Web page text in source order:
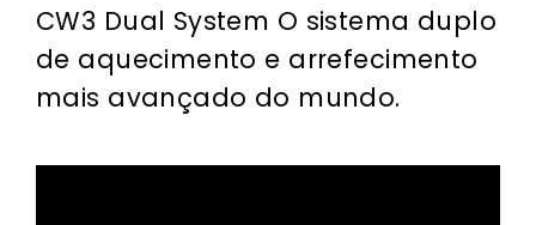
CW3 Dual System O sistema duplo
de aquecimento e arrefecimento
mais avançado do mundo.